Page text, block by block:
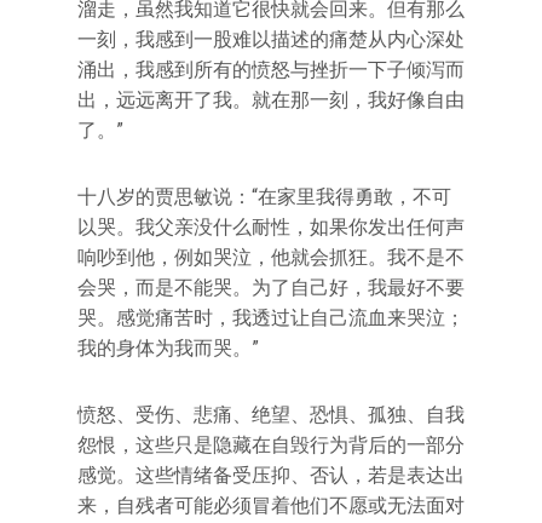
溜走，虽然我知道它很快就会回来。但有那么
一刻，我感到一股难以描述的痛楚从内心深处
涌出，我感到所有的愤怒与挫折一下子倾泻而
出，远远离开了我。就在那一刻，我好像自由
了。”
十八岁的贾思敏说：“在家里我得勇敢，不可
以哭。我父亲没什么耐性，如果你发出任何声
响吵到他，例如哭泣，他就会抓狂。我不是不
会哭，而是不能哭。为了自己好，我最好不要
哭。感觉痛苦时，我透过让自己流血来哭泣；
我的身体为我而哭。”
愤怒、受伤、悲痛、绝望、恐惧、孤独、自我
怨恨，这些只是隐藏在自毁行为背后的一部分
感觉。这些情绪备受压抑、否认，若是表达出
来，自残者可能必须冒着他们不愿或无法面对